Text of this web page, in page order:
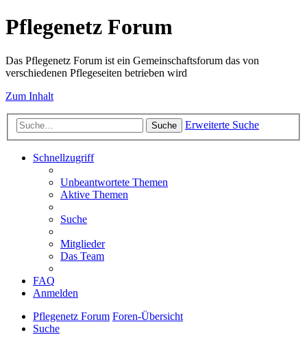
Pflegenetz Forum
Das Pflegenetz Forum ist ein Gemeinschaftsforum das von
verschiedenen Pflegeseiten betrieben wird
Zum Inhalt
Suche Erweiterte Suche
Schnellzugriff
Unbeantwortete Themen
Aktive Themen
Suche
Mitglieder
Das Team
FAQ
Anmelden
Pflegenetz Forum Foren-Übersicht
Suche